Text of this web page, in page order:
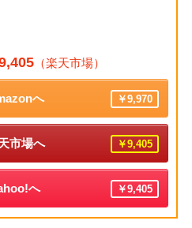
（楽天市場）
へ ￥9,970
市場へ ￥9,405
へ ￥9,405